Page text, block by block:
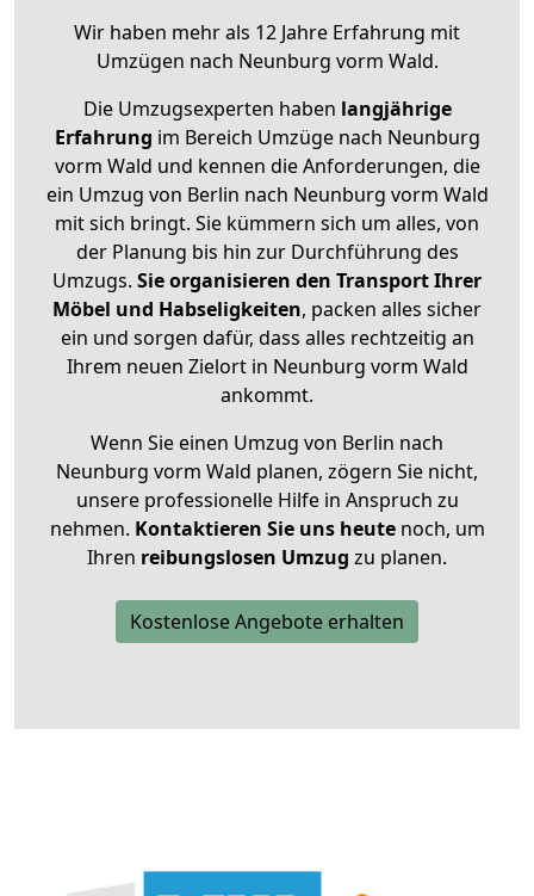
Wir haben mehr als 12 Jahre Erfahrung mit
Umzügen nach Neunburg vorm Wald.
Die Umzugsexperten haben langjährige
Erfahrung im Bereich Umzüge nach Neunburg
vorm Wald und kennen die Anforderungen, die
ein Umzug von Berlin nach Neunburg vorm Wald
mit sich bringt. Sie kümmern sich um alles, von
der Planung bis hin zur Durchführung des
Umzugs. Sie organisieren den Transport Ihrer
Möbel und Habseligkeiten, packen alles sicher
ein und sorgen dafür, dass alles rechtzeitig an
Ihrem neuen Zielort in Neunburg vorm Wald
ankommt.
Wenn Sie einen Umzug von Berlin nach
Neunburg vorm Wald planen, zögern Sie nicht,
unsere professionelle Hilfe in Anspruch zu
nehmen. Kontaktieren Sie uns heutenoch, um
Ihren reibungslosen Umzug zu planen.
Kostenlose Angebote erhalten